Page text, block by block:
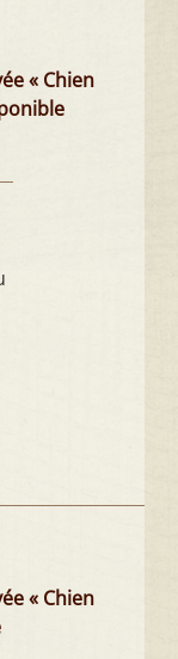
« Chien
« Chien